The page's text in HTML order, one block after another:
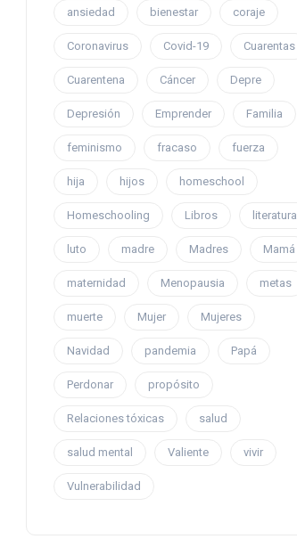
ansiedad bienestar coraje
Coronavirus Covid-19 Cuarentas
Cuarentena Cáncer Depre
Depresión Emprender Familia
feminismo fracaso fuerza
hija hijos homeschool
Homeschooling Libros literatura
luto madre Madres Mamá
maternidad Menopausia metas
muerte Mujer Mujeres
Navidad pandemia Papá
Perdonar propósito
Relaciones tóxicas salud
salud mental Valiente vivir
Vulnerabilidad